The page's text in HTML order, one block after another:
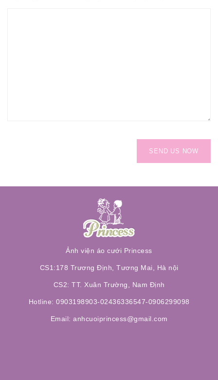
SEND US NOW
Ảnh viện áo cưới Princess
CS1:178 Trương Định, Tương Mai, Hà nội
CS2: TT. Xuân Trường, Nam Định
Hotline: 0903198903-02436336547-0906299098
Email: anhcuoiprincess@gmail.com